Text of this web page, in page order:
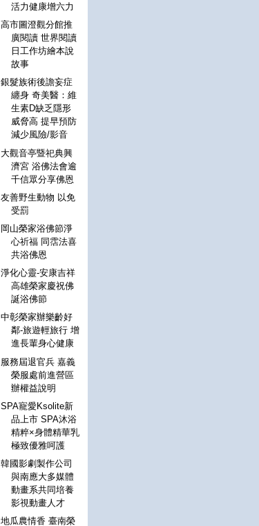
活力健康增六力
高市圖澄觀分館推
廣閱讀 世界閱讀
日工作坊繪本說
故事
銀髮族術後譫妄症
纏身 奇美醫：維
生素D缺乏隱形
威脅高 提早預防
減少風險/影音
大觀音亭暨祀典興
濟宮 浴佛法會逾
千信眾分享佛恩
友善野生動物 以免
受罰
岡山榮家浴佛節淨
心祈福 同霑法喜
共浴佛恩
淨化心靈-安康吉祥
高雄榮家慶祝佛
誕浴佛節
中彰榮家辦樂齡好
鄰-旅遊輕旅行 增
進長輩身心健康
服務屆退官兵 嘉義
榮服處前進營區
辦權益說明
SPA寵愛Ksolite新
品上市 SPA沐浴
精粹×身體精華乳
極致優雅呵護
韓國影劇製作公司
與南應大多媒體
動畫系共同培養
影視動畫人才
地瓜農情香 臺南榮